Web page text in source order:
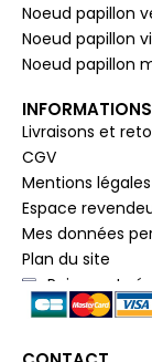
Noeud papillon
Noeud papillon
Noeud papillon
INFORMATIONS
Livraisons et
CGV
Mentions légales
Espace
Mes données
Plan du site
Paiement